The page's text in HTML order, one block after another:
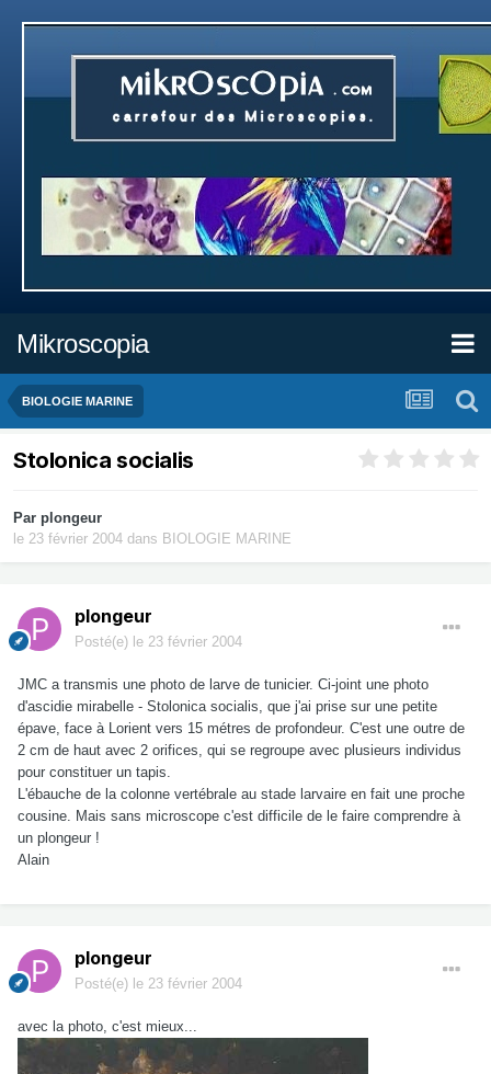
Mikroscopia
BIOLOGIE MARINE
Stolonica socialis
Par plongeur
le 23 février 2004 dans BIOLOGIE MARINE
plongeur
Posté(e) le 23 février 2004
JMC a transmis une photo de larve de tunicier. Ci-joint une photo
d'ascidie mirabelle - Stolonica socialis, que j'ai prise sur une petite
épave, face à Lorient vers 15 métres de profondeur. C'est une outre de
2 cm de haut avec 2 orifices, qui se regroupe avec plusieurs individus
pour constituer un tapis.
L'ébauche de la colonne vertébrale au stade larvaire en fait une proche
cousine. Mais sans microscope c'est difficile de le faire comprendre à
un plongeur !
Alain
plongeur
Posté(e) le 23 février 2004
avec la photo, c'est mieux...